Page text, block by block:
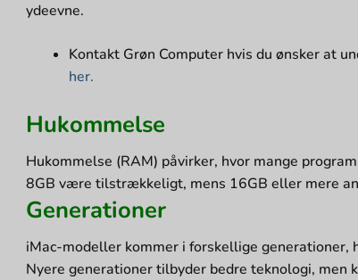
ydeevne.
Kontakt Grøn Computer hvis du ønsker at
her.
Hukommelse
Hukommelse (RAM) påvirker, hvor mange
8GB være tilstrækkeligt, mens 16GB eller mere
Generationer
iMac-modeller kommer i forskellige
Nyere generationer tilbyder bedre teknologi,